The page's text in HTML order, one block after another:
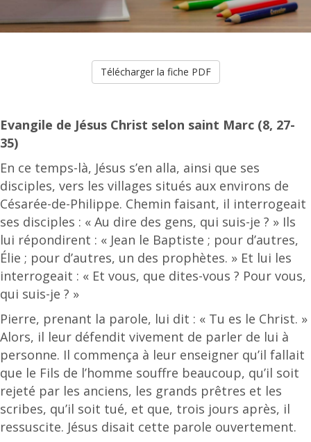
Télécharger la fiche PDF
Evangile de Jésus Christ selon saint Marc (8, 27-
35)
En ce temps-là, Jésus s’en alla, ainsi que ses
disciples, vers les villages situés aux environs de
Césarée-de-Philippe. Chemin faisant, il interrogeait
ses disciples : « Au dire des gens, qui suis-je ? » Ils
lui répondirent : « Jean le Baptiste ; pour d’autres,
Élie ; pour d’autres, un des prophètes. » Et lui les
interrogeait : « Et vous, que dites-vous ? Pour vous,
qui suis-je ? »
Pierre, prenant la parole, lui dit : « Tu es le Christ. »
Alors, il leur défendit vivement de parler de lui à
personne. Il commença à leur enseigner qu’il fallait
que le Fils de l’homme souffre beaucoup, qu’il soit
rejeté par les anciens, les grands prêtres et les
scribes, qu’il soit tué, et que, trois jours après, il
ressuscite. Jésus disait cette parole ouvertement.